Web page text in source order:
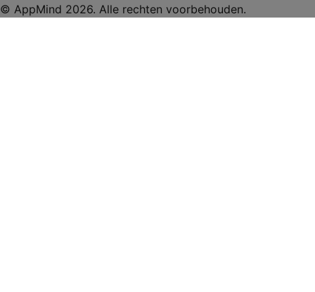
© AppMind 2026. Alle rechten voorbehouden.